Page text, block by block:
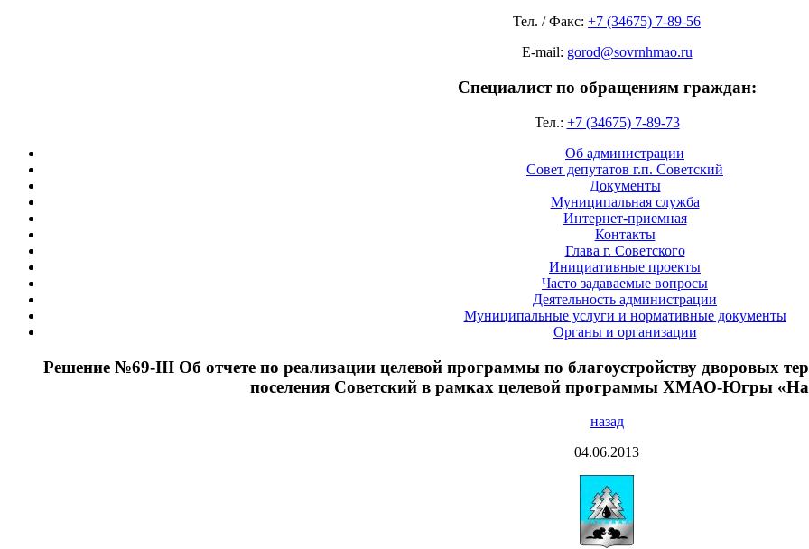
Тел. / Факс: +7 (34675) 7-89-56
E-mail: gorod@sovrnhmao.ru
Специалист по обращениям граждан:
Тел.: +7 (34675) 7-89-73
Об администрации
Совет депутатов г.п. Советский
Документы
Муниципальная служба
Интернет-приемная
Контакты
Глава г. Советского
Инициативные проекты
Часто задаваемые вопросы
Деятельность администрации
Муниципальные услуги и нормативные документы
Органы и организации
Решение №69-III Об отчете по реализации целевой программы по благоустройству дворовых
поселения Советский в рамках целевой программы ХМАО-Югры
назад
04.06.2013